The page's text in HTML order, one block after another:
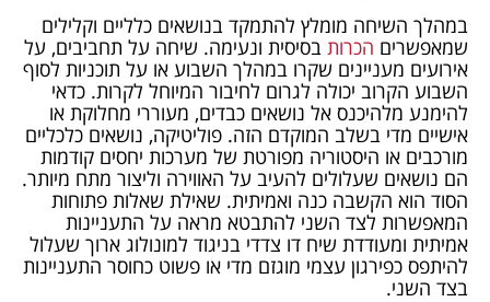
במהלך השיחה מומלץ להתמקד בנושאים כלליים וקלילים
שמאפשרים הכרות בסיסית ונעימה. שיחה על תחביבים, על
אירועים מעניינים שקרו במהלך השבוע או על תוכניות לסוף
השבוע הקרוב יכולה לגרום לחיבור המיוחל לקרות. כדאי
להימנע מלהיכנס אל נושאים כבדים, מעוררי מחלוקת או
אישיים מדי בשלב המוקדם הזה. פוליטיקה, נושאים כלכליים
מורכבים או היסטוריה מפורטת של מערכות יחסים קודמות
הם נושאים שעלולים להעיב על האווירה וליצור מתח מיותר.
הסוד הוא הקשבה כנה ואמיתית. שאילת שאלות פתוחות
המאפשרות לצד השני להתבטא מראה על התעניינות
אמיתית ומעודדת שיח דו צדדי בניגוד למונולוג ארוך שעלול
להיתפס כפירגון עצמי מוגזם מדי או פשוט כחוסר התעניינות
בצד השני.